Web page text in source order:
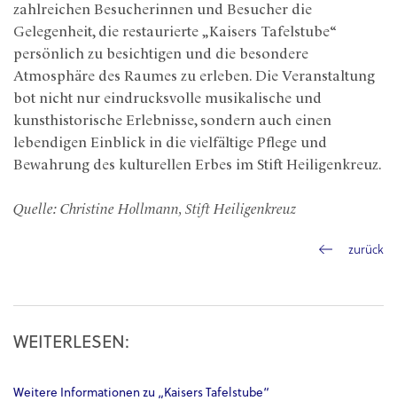
zahlreichen Besucherinnen und Besucher die
Gelegenheit, die restaurierte „Kaisers Tafelstube“
persönlich zu besichtigen und die besondere
Atmosphäre des Raumes zu erleben. Die Veranstaltung
bot nicht nur eindrucksvolle musikalische und
kunsthistorische Erlebnisse, sondern auch einen
lebendigen Einblick in die vielfältige Pflege und
Bewahrung des kulturellen Erbes im Stift Heiligenkreuz.
Quelle: Christine Hollmann, Stift Heiligenkreuz
zurück
WEITERLESEN:
Weitere Informationen zu „Kaisers Tafelstube“